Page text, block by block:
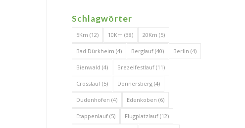
Schlagwörter
5Km (12) 10Km (38) 20Km (5)
Bad Dürkheim (4) Berglauf(40) Berlin (4)
Bienwald (4) Brezelfestlauf(11)
Crosslauf(5) Donnersberg(4)
Dudenhofen (4) Edenkoben (6)
Etappenlauf(5) Flugplatzlauf(12)